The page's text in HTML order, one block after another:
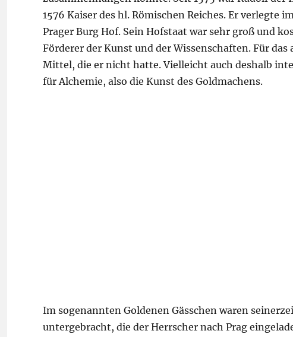
1576 Kaiser des hl. Römischen Reiches. Er verlegte
Prager Burg Hof. Sein Hofstaat war sehr groß und
Förderer der Kunst und der Wissenschaften. Für
Mittel, die er nicht hatte. Vielleicht auch deshalb
für Alchemie, also die Kunst des Goldmachens.
Im sogenannten Goldenen Gässchen waren
untergebracht, die der Herrscher nach Prag